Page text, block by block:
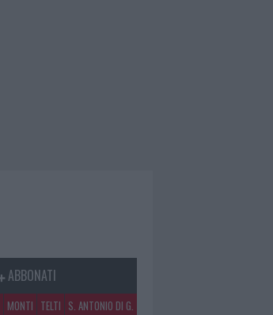
ABBONATI
MONTI TELTI S. ANTONIO DI G.